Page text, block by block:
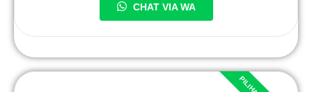
CHAT VIA WA